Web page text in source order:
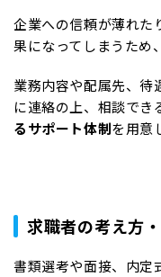
企業への信頼が薄れた
果になってしまうため
業務内容や配属先、待
に連絡の上、相談でき
るサポート体制を用意
求職者の考え方
書類選考や面接、内定